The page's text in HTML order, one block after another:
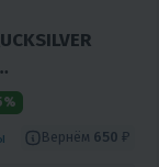
Вернём 650 ₽